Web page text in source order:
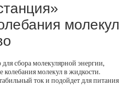
молекул
сбора молекулярной энергии,
колебания молекул в жидкости.
ток и подойдет для питания